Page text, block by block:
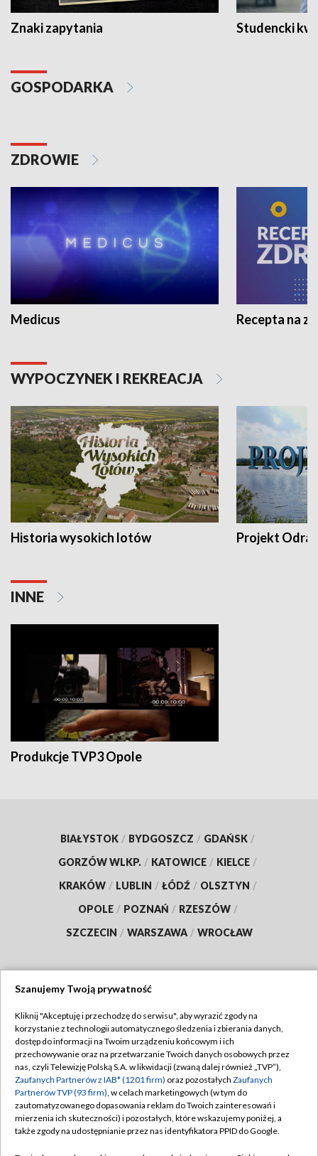
Znaki zapytania Studencki
GOSPODARKA
ZDROWIE
Medicus Recepta na
WYPOCZYNEK I REKREACJA
Historia wysokich lotów Projekt Odra
INNE
Produkcje TVP3 Opole
BIAŁYSTOK / BYDGOSZCZ / GDAŃSK /
GORZÓW WLKP. / KATOWICE / KIELCE /
KRAKÓW / LUBLIN / ŁÓDŹ / OLSZTYN /
OPOLE / POZNAŃ / RZESZÓW /
SZCZECIN / WARSZAWA / WROCŁAW
TVP
Abonament TVP
Emisja w TVP
Centrum informacji TVP
Naziemna Telewizja Cyfrowa
Regulamin TVP
Polityka prywatności
Moje zgody
Pomoc
Szanujemy Twoją prywatność
Kliknij "Akceptuję i przechodzę do serwisu", aby wyrazić zgody na
korzystanie z technologii automatycznego śledzenia i zbierania danych,
dostęp do informacji na Twoim urządzeniu końcowym i ich
przechowywanie oraz na przetwarzanie Twoich danych osobowych przez
nas, czyli Telewizję Polską S.A. w likwidacji (zwaną dalej również „TVP”),
Zaufanych Partnerów z IAB* (1201 firm) oraz pozostałych Zaufanych
Partnerów TVP (93 firm), w celach marketingowych (w tym do
zautomatyzowanego dopasowania reklam do Twoich zainteresowań i
mierzenia ich skuteczności) i pozostałych, które wskazujemy poniżej, a
także zgody na udostępnianie przez nas identyfikatora PPID do Google.